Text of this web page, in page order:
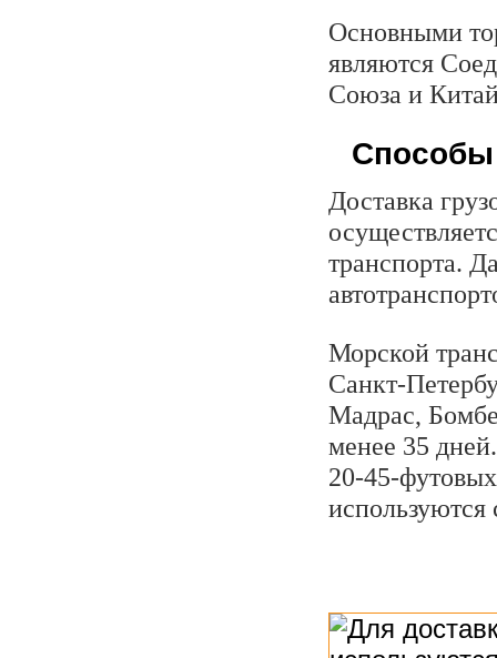
Основными
являются
Союза и
Способы
Доставка
транспорта.
Морской
Санкт-
Мадрас,
менее 35
20-45-